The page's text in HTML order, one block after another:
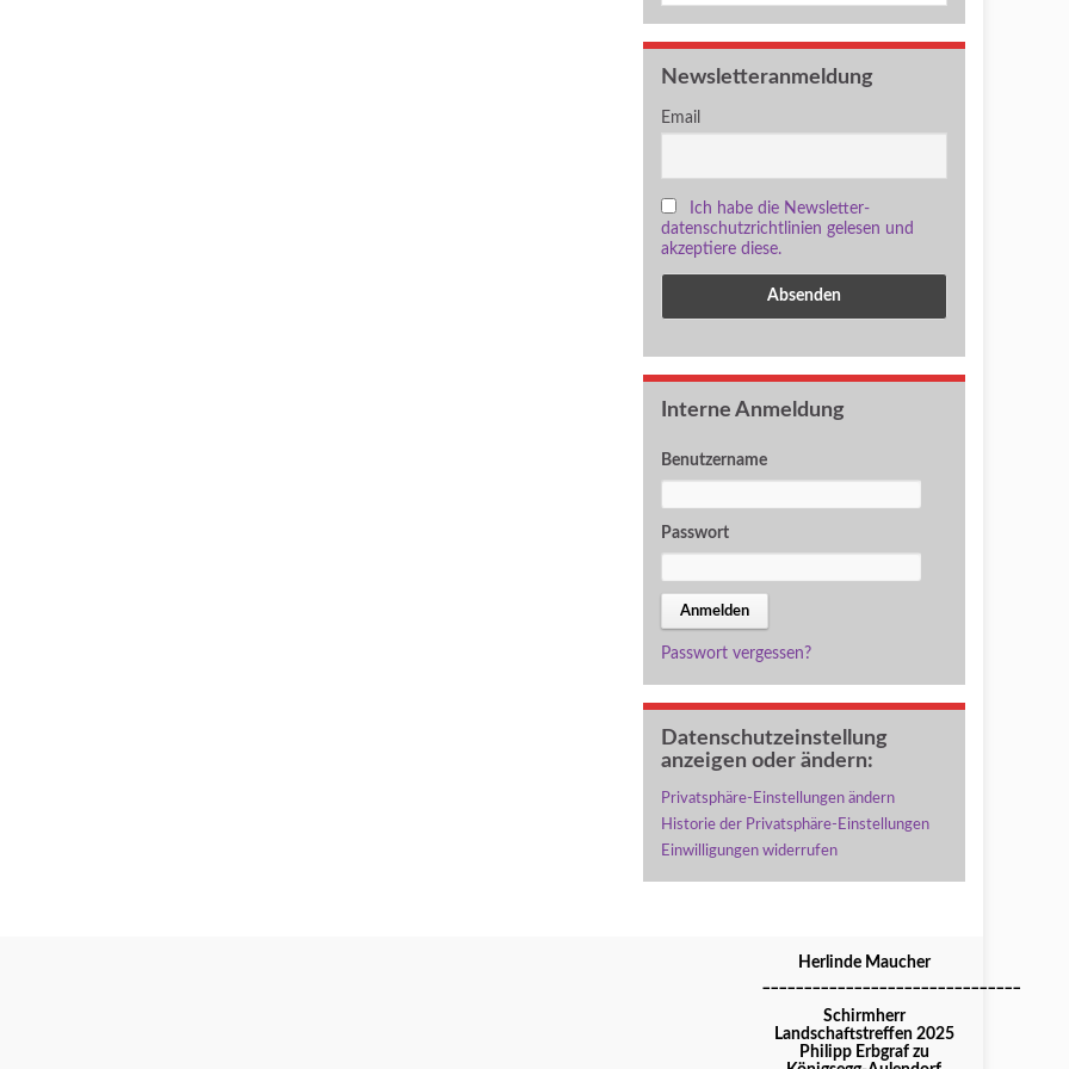
Newsletteranmeldung
Email
Ich habe die Newsletter-
datenschutzrichtlinien gelesen und
akzeptiere diese.
Interne Anmeldung
Benutzername
Passwort
Passwort vergessen?
Datenschutzeinstellung
anzeigen oder ändern:
Privatsphäre-Einstellungen ändern
Historie der Privatsphäre-Einstellungen
Einwilligungen widerrufen
Herlinde Maucher
Schirmherr
Landschaftstreffen 2025
Philipp Erbgraf zu